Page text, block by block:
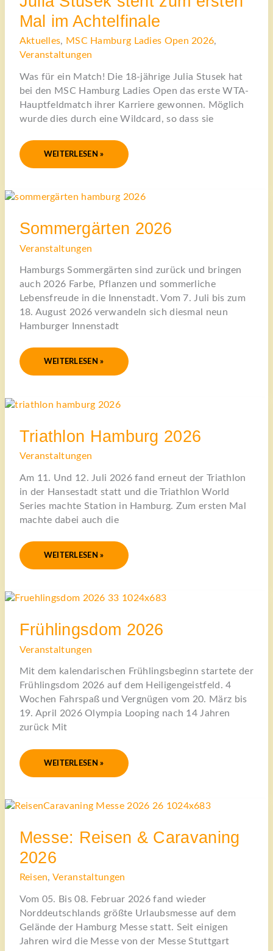
Mal im Achtelfinale
Aktuelles, MSC Hamburg Ladies Open 2026,
Veranstaltungen
Was für ein Match! Die 18-jährige Julia Stusek hat
bei den MSC Hamburg Ladies Open das erste WTA-
Hauptfeldmatch ihrer Karriere gewonnen. Möglich
wurde dies durch eine Wildcard, so dass sie
MAL
IM
ACHTELFINALE
WEITERLESEN »
Sommergärten 2026
Veranstaltungen
Hamburgs Sommergärten sind zurück und bringen
auch 2026 Farbe, Pflanzen und sommerliche
Lebensfreude in die Innenstadt. Vom 7. Juli bis zum
18. August 2026 verwandeln sich diesmal neun
Hamburger Innenstadt
SOMMERGÄRTEN
2026
WEITERLESEN »
Triathlon Hamburg 2026
Veranstaltungen
Am 11. Und 12. Juli 2026 fand erneut der Triathlon
in der Hansestadt statt und die Triathlon World
Series machte Station in Hamburg. Zum ersten Mal
machte dabei auch die
TRIATHLON
HAMBURG
WEITERLESEN »
Frühlingsdom 2026
Veranstaltungen
Mit dem kalendarischen Frühlingsbeginn startete der
Frühlingsdom 2026 auf dem Heiligengeistfeld. 4
Wochen Fahrspaß und Vergnügen vom 20. März bis
19. April 2026 Olympia Looping nach 14 Jahren
zurück Mit
FRÜHLINGSDOM
2026
WEITERLESEN »
Messe: Reisen & Caravaning
2026
Reisen,Veranstaltungen
Vom 05. Bis 08. Februar 2026 fand wieder
Norddeutschlands größte Urlaubsmesse auf dem
Gelände der Hamburg Messe statt. Seit einigen
Jahren wird die Messe von der Messe Stuttgart
MESSE:
REISEN